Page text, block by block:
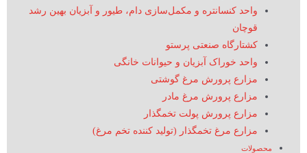
واحد کنسانتره و مکمل‌سازی دام، طیور و آبزیان بهین رشد
قوچان
کشتارگاه صنعتی پرستو
واحد خوراک آبزیان و حیوانات خانگی
مزارع پرورش مرغ گوشتی
مزارع پرورش مرغ مادر
مزارع پرورش پولت تخمگذار
مزارع مرغ تخمگذار (تولید کننده تخم مرغ)
محصولات